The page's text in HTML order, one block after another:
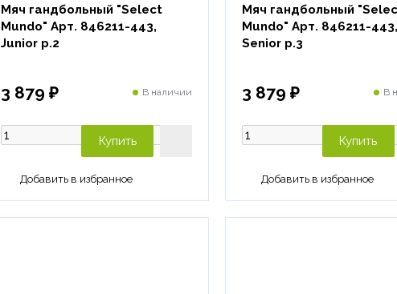
Мяч гандбольный "Select
Mundo" Арт. 846211-443,
Junior р.2
3 879 ₽ В наличии
Купить
Мяч гандбольный
Mundo" Арт. 846211-443,
Senior р.3
3 879 ₽ В
Купить